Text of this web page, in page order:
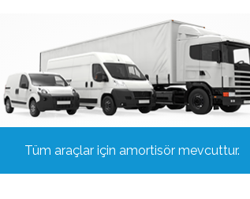
Tüm araçlar için amortisör mevcuttur.